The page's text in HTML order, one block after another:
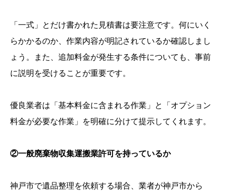
「一式」とだけ書かれた見積書は要注意です。何にいく
らかかるのか、作業内容が明記されているか確認しまし
ょう。また、追加料金が発生する条件についても、事前
に説明を受けることが重要です。
優良業者は「基本料金に含まれる作業」と「オプション
料金が必要な作業」を明確に分けて提示してくれます。
②一般廃棄物収集運搬業許可を持っているか
神戸市で遺品整理を依頼する場合、業者が神戸市から